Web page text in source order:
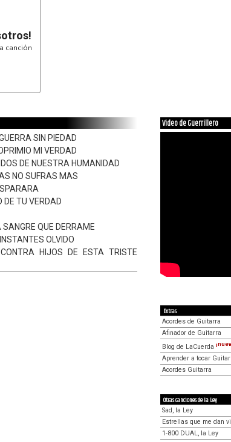
canción
SIN PIEDAD
MI VERDAD
DE NUESTRA HUMANIDAD
NO SUFRAS MAS
DE TU VERDAD
QUE DERRAME
OLVIDO
HIJOS DE ESTA TRISTE
Video de Guerrillero
Extras
Acordes de Guitarra
Afinador de Guitarra
Blog de LaCuerda
Aprender a tocar
Acordes Guitarra
Otras canciones de la Ley
Sad, la Ley
Estrellas que me dan
1-800 DUAL, la Ley